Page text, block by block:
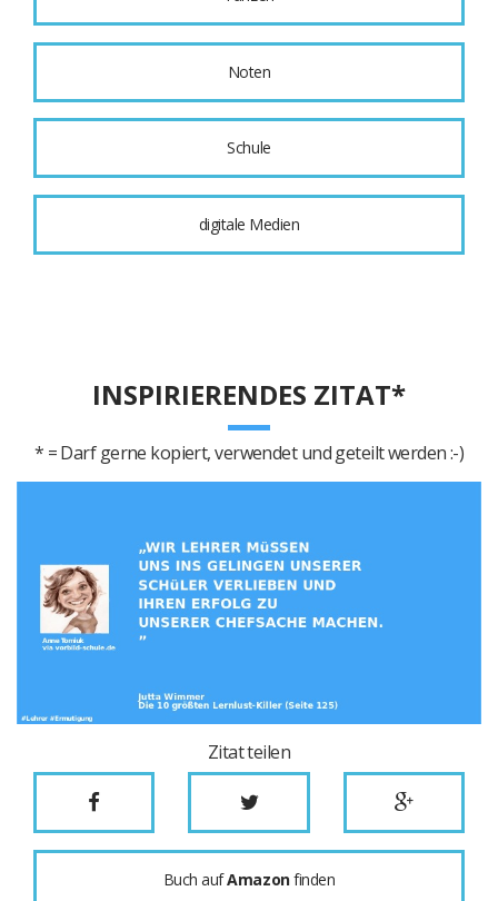
Noten
Schule
digitale Medien
INSPIRIERENDES ZITAT*
* = Darf gerne kopiert, verwendet und geteilt werden :-)
Zitat teilen
Buch aufAmazonfinden